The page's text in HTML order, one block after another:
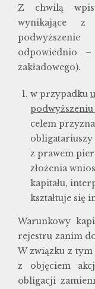
Z chwilą
wynikające
odpowiednio –
zakładowego).
w przypadku
podwyższeniu
celem
z prawem
złożenia
kapitału,
kształtuje się
Warunkowy
rejestru zanim
W związku z
z objęciem
obligacji